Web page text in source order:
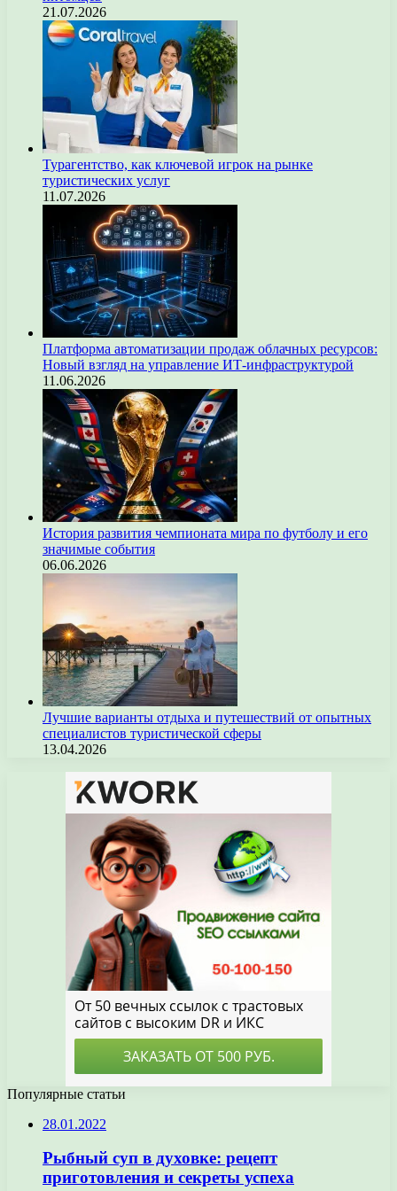
21.07.2026
Турагентство, как ключевой игрок на рынке
туристических услуг
11.07.2026
Платформа автоматизации продаж облачных ресурсов:
Новый взгляд на управление ИТ-инфраструктурой
11.06.2026
История развития чемпионата мира по футболу и его
значимые события
06.06.2026
Лучшие варианты отдыха и путешествий от опытных
специалистов туристической сферы
13.04.2026
Популярные статьи
28.01.2022
Рыбный суп в духовке: рецепт
приготовления и секреты успеха